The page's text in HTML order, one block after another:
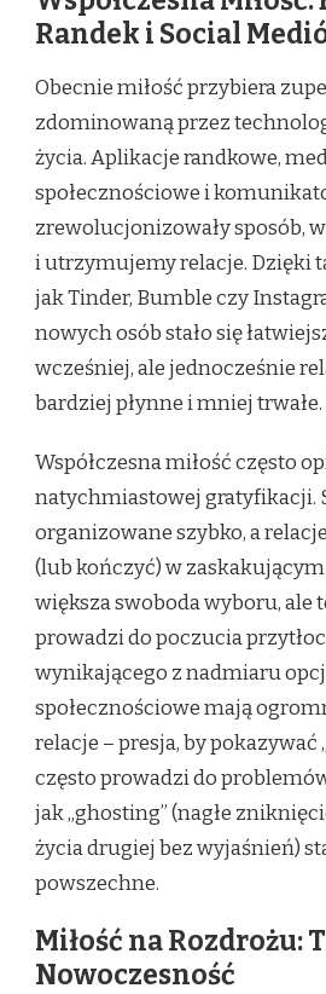
Randek i Social
Obecnie miłość przybiera
zdominowaną przez
życia. Aplikacje randkowe,
społecznościowe i
zrewolucjonizowały sposób,
i utrzymujemy relacje. Dzięki
jak Tinder, Bumble czy
nowych osób stało się
wcześniej, ale jednocześnie
bardziej płynne i mniej trwałe.
Współczesna miłość często
natychmiastowej gratyfikacji.
organizowane szybko, a
(lub kończyć) w
większa swoboda wyboru, ale
prowadzi do poczucia
wynikającego z nadmiaru
społecznościowe mają
relacje – presja, by pokazywać
często prowadzi do
jak „ghosting” (nagłe
życia drugiej bez wyjaśnień)
powszechne.
Miłość na Rozdrożu:
Nowoczesność